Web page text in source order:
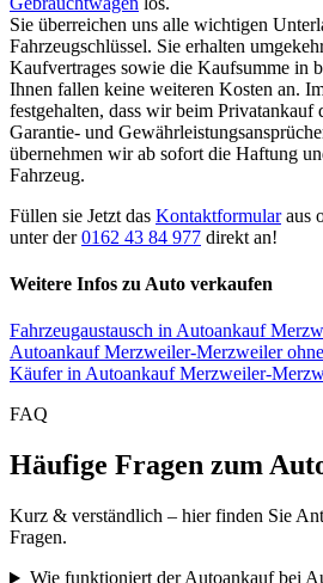
Sie überreichen uns alle wichtigen
Fahrzeugschlüssel. Sie erhalten
Kaufvertrages sowie die Kaufsumme in
Ihnen fallen keine weiteren Kosten an.
festgehalten, dass wir beim Privatankauf
Garantie- und
übernehmen wir ab sofort die Haftung
Fahrzeug.
Füllen sie Jetzt das Kontaktformularaus
unter der0162 43 84 977 direkt an!
Weitere Infos zu Auto verkaufen
Fahrzeugaustausch in Autoankauf
Autoankauf Merzweiler-Merzweiler
Käufer in Autoankauf Merzweiler-
FAQ
Häufige Fragen zum
Kurz & verständlich – hier finden Sie
Fragen.
Wie funktioniert der Autoankauf bei